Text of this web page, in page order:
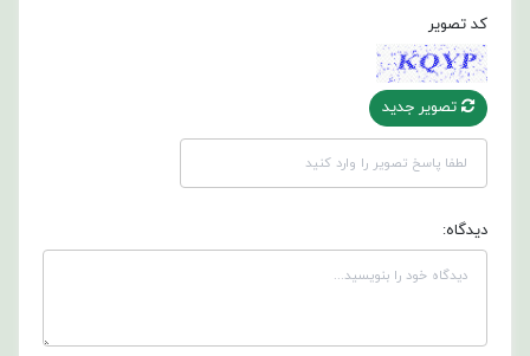
کد تصویر
تصویر جدید
دیدگاه: